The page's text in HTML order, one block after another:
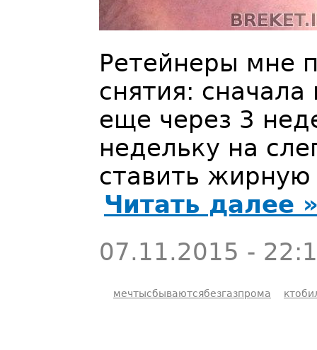
Ретейнеры мне
снятия:
еще через 3
недельку на
ставить жирную
Читать далее
07.11.2015 -
мечтысбываютсябезгазпрома